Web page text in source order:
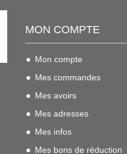
MON COMPTE
Mon compte
Mes commandes
Mes avoirs
Mes adresses
Mes infos
Mes bons de réduction